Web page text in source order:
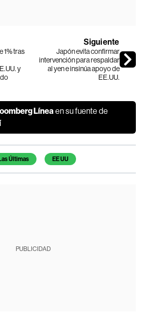
1% tras
y
Siguiente
Japón evita confirmar
intervención para respaldar
al yen e insinúa apoyo de
EE.UU.
Línea en su fuente de
Últimas EE UU
PUBLICIDAD